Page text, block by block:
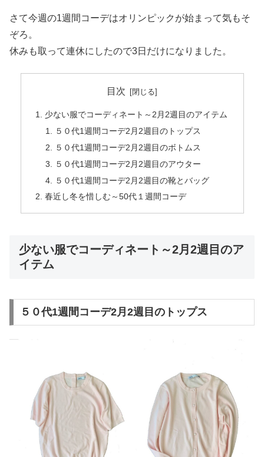
さて今週の1週間コーデはオリンピックが始まって気もそ
ぞろ。
休みも取って連休にしたので3日だけになりました。
目次
少ない服でコーディネート～2月2週目のアイテム
５０代1週間コーデ2月2週目のトップス
５０代1週間コーデ2月2週目のボトムス
５０代1週間コーデ2月2週目のアウター
５０代1週間コーデ2月2週目の靴とバッグ
春近し冬を惜しむ～50代１週間コーデ
少ない服でコーディネート～2月2週目のア
イテム
５０代1週間コーデ2月2週目のトップス